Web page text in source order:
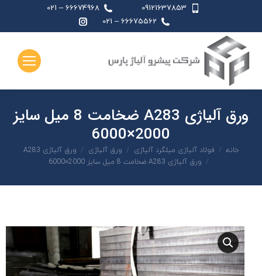
09121637853
66674968 – 021
66675562 – 021
page
ورق آلیاژی A283 ضخامت 8 میل سایز
2000×6000
شما اینجا هستید:
خانه فولاد آلیاژی میلگرد آلیاژی ورق آلیاژی
ورق آلیاژی A283
ورق آلیاژی A283 ضخامت 8 میل سایز 2000×6000